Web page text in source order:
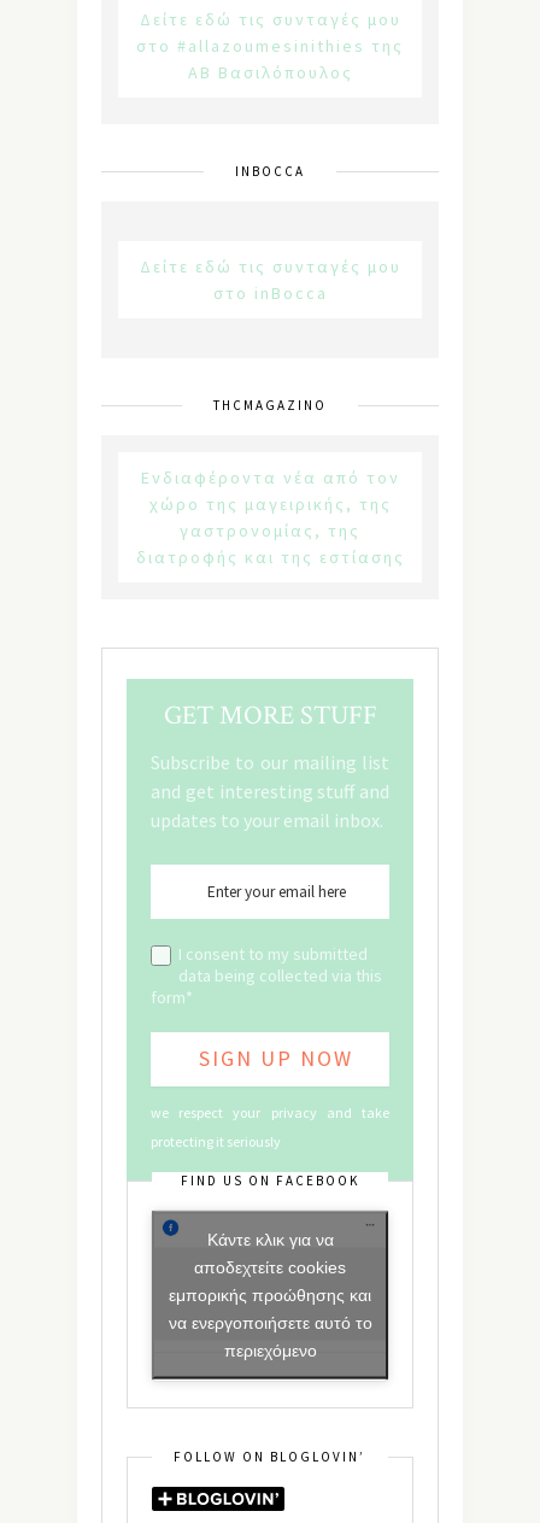
Δείτε εδώ τις συνταγές μου
στο #allazoumesinithies της
ΑΒ Βασιλόπουλος
INBOCCA
Δείτε εδώ τις συνταγές μου
στο inBocca
THCMAGAZINO
Ενδιαφέροντα νέα από τον
χώρο της μαγειρικής, της
γαστρονομίας, της
διατροφής και της εστίασης
GET MORE STUFF
Subscribe to our mailing list
and get interesting stuff and
updates to your email inbox.
I consent to my submitted
data being collected via this
form*
we respect your privacy and take
protecting it seriously
FIND US ON FACEBOOK
Κάντε κλικ για να
αποδεχτείτε cookies
εμπορικής προώθησης και
να ενεργοποιήσετε αυτό το
περιεχόμενο
FOLLOW ON BLOGLOVIN’